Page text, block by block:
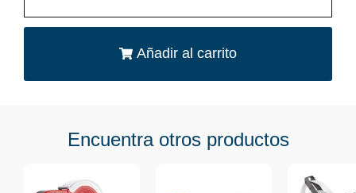
Añadir al carrito
Encuentra otros productos